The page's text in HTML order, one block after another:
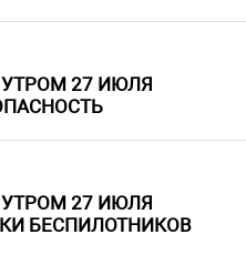
27 ИЮЛЯ
27 ИЮЛЯ
БЕСПИЛОТНИКОВ